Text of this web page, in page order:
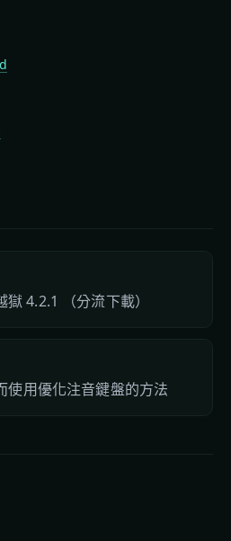
4.2.1 （分流下載）
用優化注音鍵盤的方法